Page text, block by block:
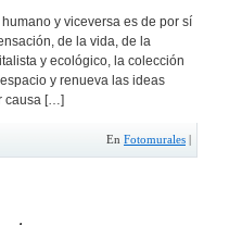
y viceversa es de por sí
de la vida, de la
y ecológico, la colección
y renueva las ideas
causa […]
En Fotomurales